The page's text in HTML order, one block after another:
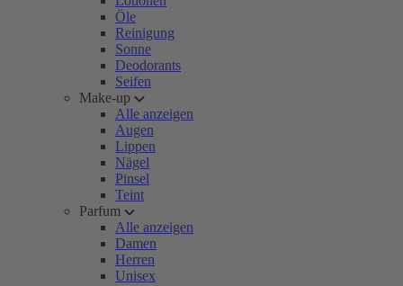
Öle
Reinigung
Sonne
Deodorants
Seifen
Make-up
Alle anzeigen
Augen
Lippen
Nägel
Pinsel
Teint
Parfum
Alle anzeigen
Damen
Herren
Unisex